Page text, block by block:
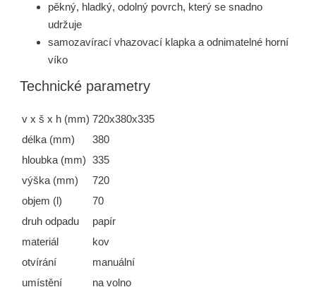
pěkný, hladký, odolný povrch, který se snadno
udržuje
samozavírací vhazovací klapka a odnimatelné horní
víko
Technické parametry
v x š x h (mm) 720x380x335
délka (mm)
380
hloubka (mm) 335
výška (mm)
720
objem (l)
70
druh odpadu
papír
materiál
kov
otvírání
manuální
umístění
na volno